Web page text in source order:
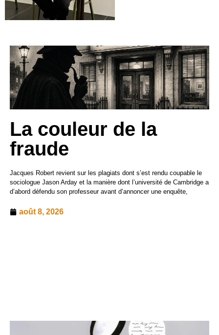
La couleur de la
fraude
Jacques Robert revient sur les plagiats dont s’est rendu coupable le
sociologue Jason Arday et la manière dont l’université de Cambridge a
d’abord défendu son professeur avant d’annoncer une enquête,
août 8, 2026